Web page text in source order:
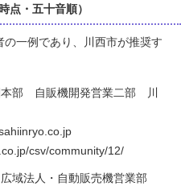
点・五十音順）
の一例であり、川西市が推奨す
部 自販機開発営業二部 川
csv/community/12/
域法人・自動販売機営業部